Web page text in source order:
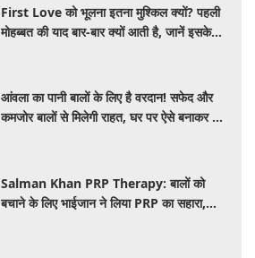
First Love को भूलना इतना मुश्किल क्यों? पहली
मोहब्बत की याद बार-बार क्यों आती है, जानें इसके
आंवला का पानी बालों के लिए है वरदान! सफेद और
कमजोर बालों से मिलेगी राहत, घर पर ऐसे बनाकर करें
Salman Khan PRP Therapy: बालों को
बचाने के लिए भाईजान ने लिया PRP का सहारा,